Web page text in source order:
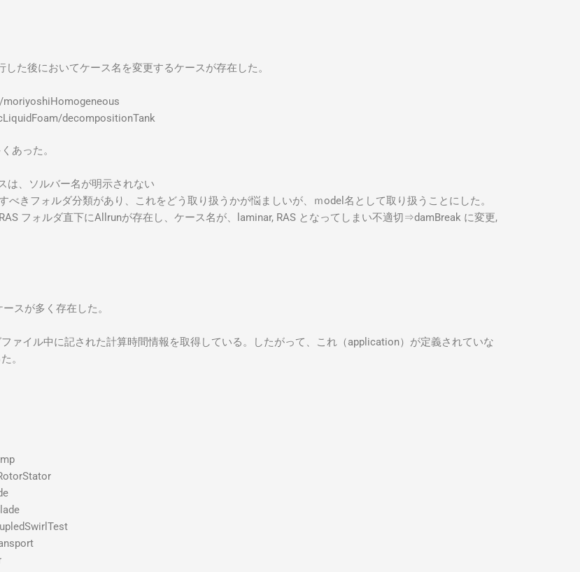
た後においてケース名を変更するケースが存在した。
decompositionTank
あった。
は、ソルバー名が明示されない
きフォルダ分類があり、これをどう取り扱うかが悩ましいが、ｍodel名として取り扱うことにした。
フォルダ直下にAllrunが存在し、ケース名が、laminar, RAS となってしまい不適切⇒damBreak に変更,
スが多く存在した。
ァイル中に記された計算時間情報を取得している。したがって、これ（application）が定義されていな
。